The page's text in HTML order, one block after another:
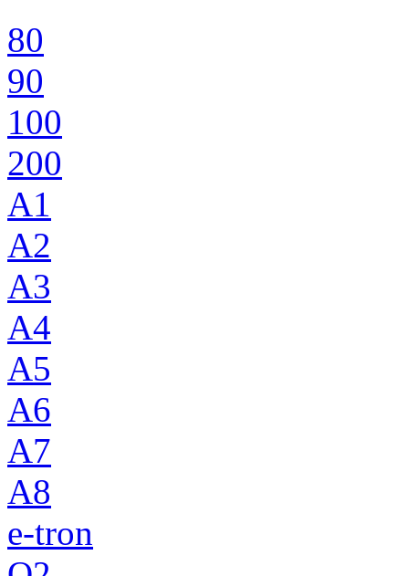
80
90
100
200
A1
A2
A3
A4
A5
A6
A7
A8
e-tron